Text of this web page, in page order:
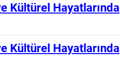
Kültürel Hayatlarında
Kültürel Hayatlarında